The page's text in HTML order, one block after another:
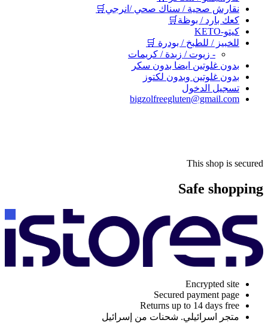
نقارش صحية / سناك صحي /انرجي🛒
كعك بارد / بوظة🛒
كيتو-KETO
للخبيز / للطبخ / بودرة 🛒
- زيوت / زبدة / كريمات
بدون غلوتين ايضا بدون سكر
بدون غلوتين وبدون لكتوز
تسجيل الدخول
bigzolfreegluten@gmail.com
This shop is secured
Safe shopping
Encrypted site
Secured payment page
Returns up to 14 days free
متجر اسرائيلي. شحنات من إسرائيل